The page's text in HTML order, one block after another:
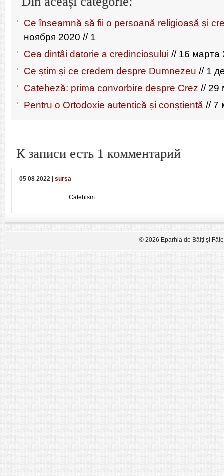
Ce înseamnă să fii o persoană religioasă și
ноября 2020 // 1
Cea dintâi datorie a credinciosului // 16 марта
Ce știm și ce credem despre Dumnezeu // 1
Cateheză: prima convorbire despre Crez // 29
Pentru o Ortodoxie autentică și conștientă // 7
К записи есть 1 комментарий
05 08 2022 | sursa
Catehism
© 2026 Eparhia de Bălţi şi